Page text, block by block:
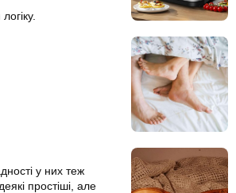
у них теж
простіші, але